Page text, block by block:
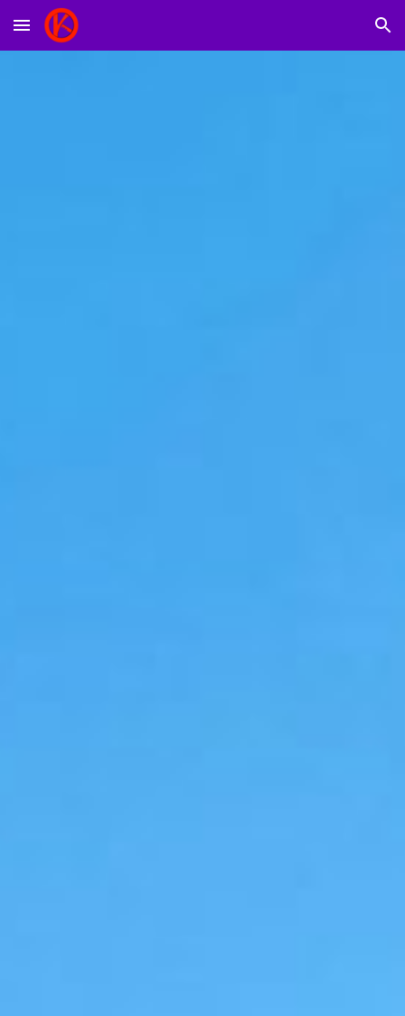
Skip to main content Skip to navigation